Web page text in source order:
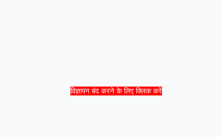
विज्ञापन बंद करने के लिए क्लिक करें